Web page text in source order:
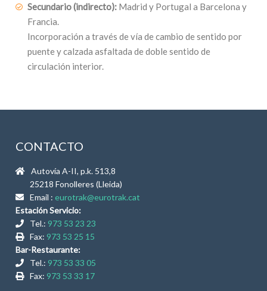
Secundario (indirecto): Madrid y Portugal a Barcelona y
Francia.
Incorporación a través de vía de cambio de sentido por
puente y calzada asfaltada de doble sentido de
circulación interior.
CONTACTO
Autovía A-II, p.k. 513,8
25218 Fonolleres (Lleida)
Email :eurotrak@eurotrak.cat
Estación Servicio:
Tel.: 973 53 23 23
Fax: 973 53 25 15
Bar-Restaurante:
Tel.: 973 53 33 05
Fax: 973 53 33 17